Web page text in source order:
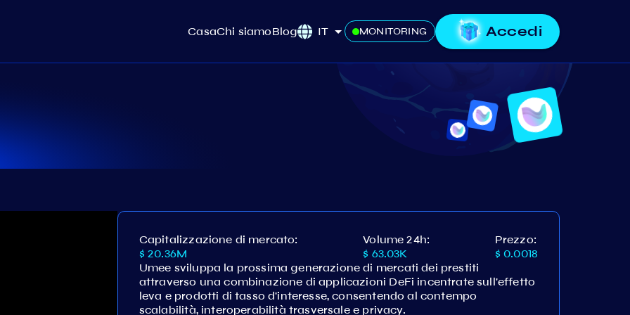
CasaChi siamoBlog IT MONITORING Accedi
Capitalizzazione di mercato:
$ 20.36M
Volume 24h:
$ 63.03K
Prezzo:
$ 0.0018
Umee sviluppa la prossima generazione di mercati dei prestiti
attraverso una combinazione di applicazioni DeFi incentrate sull'effetto
leva e prodotti di tasso d'interesse, consentendo al contempo
scalabilità, interoperabilità trasversale e privacy.